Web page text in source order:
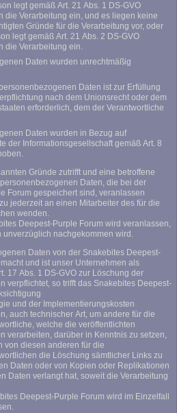
legt gemäß Art. 21 Abs. 1 DS-GVO
die Verarbeitung ein, und es liegen keine
Gründe für die Verarbeitung vor, oder
legt gemäß Art. 21 Abs. 2 DS-GVO
die Verarbeitung ein.
Daten wurden unrechtmäßig
Daten ist zur Erfüllung
nach dem Unionsrecht oder dem
erforderlich, dem der Verantwortliche
Daten wurden in Bezug auf
der Informationsgesellschaft gemäß Art. 8
Gründe zutrifft und eine betroffene
Daten, die bei der
Forum gespeichert sind, veranlassen
jederzeit an einen Mitarbeiter des für die
wenden.
Deepest-Purple Forum wird veranlassen,
nachgekommen wird.
Daten von der Snakebites Deepest-
und ist unser Unternehmen als
17 Abs. 1 DS-GVO zur Löschung der
verpflichtet, so trifft das Snakebites Deepest-
und der Implementierungskosten
auch technischer Art, um andere für die
welche die veröffentlichten
verarbeiten, darüber in Kenntnis zu setzen,
von diesen anderen für die
die Löschung sämtlicher Links zu
Daten oder von Kopien oder Replikationen
Daten verlangt hat, soweit die Verarbeitung
Deepest-Purple Forum wird im Einzelfall